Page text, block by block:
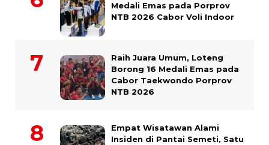
Medali Emas pada Porprov
NTB 2026 Cabor Voli Indoor
Raih Juara Umum, Loteng
Borong 16 Medali Emas pada
Cabor Taekwondo Porprov
NTB 2026
Empat Wisatawan Alami
Insiden di Pantai Semeti, Satu